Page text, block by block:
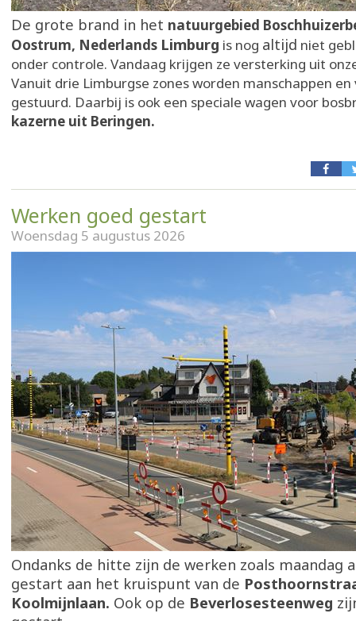
De grote brand in het natuurgebied
Oostrum, Nederlands Limburg is nog altijd niet
onder controle. Vandaag krijgen ze versterking uit
Vanuit drie Limburgse zones worden manschappen
gestuurd. Daarbij is ook een speciale wagen voor
kazerne uit Beringen.
Werken goed gestart
Woensdag 5 augustus 2026
Ondanks de hitte zijn de werken zoals maandag
gestart aan het kruispunt van de
Koolmijnlaan. Ook op de Beverlosesteenweg